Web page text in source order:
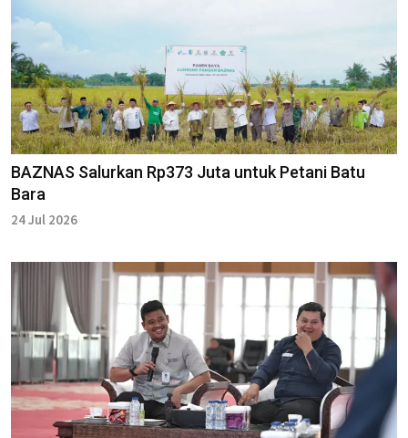
BAZNAS Salurkan Rp373 Juta untuk Petani Batu
Bara
24 Jul 2026